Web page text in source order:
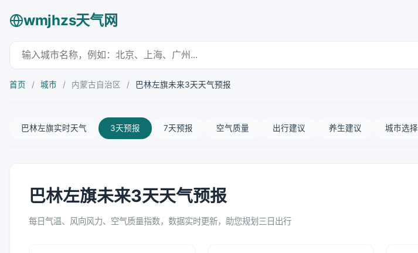
wmjhzs天气网
首页 / 城市 / 内蒙古自治区 / 巴林左旗未来3天天气预报
巴林左旗实时天气 3天预报 7天预报 空气质量 出行建议 养生建议 城市选择
巴林左旗未来3天天气预报
每日气温、风向风力、空气质量指数，数据实时更新，助您规划三日出行